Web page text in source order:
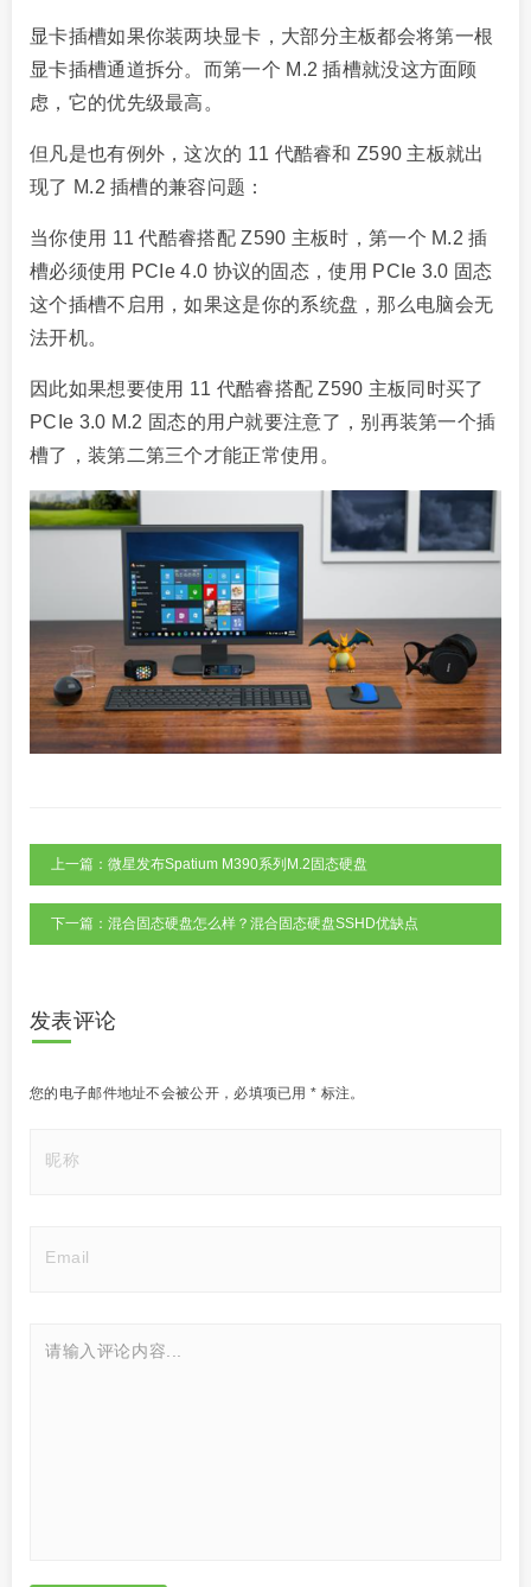
显卡插槽如果你装两块显卡，大部分主板都会将第一根
显卡插槽通道拆分。而第一个 M.2 插槽就没这方面顾
虑，它的优先级最高。
但凡是也有例外，这次的 11 代酷睿和 Z590 主板就出
现了 M.2 插槽的兼容问题：
当你使用 11 代酷睿搭配 Z590 主板时，第一个 M.2 插
槽必须使用 PCIe 4.0 协议的固态，使用 PCIe 3.0 固态
这个插槽不启用，如果这是你的系统盘，那么电脑会无
法开机。
因此如果想要使用 11 代酷睿搭配 Z590 主板同时买了
PCIe 3.0 M.2 固态的用户就要注意了，别再装第一个插
槽了，装第二第三个才能正常使用。
上一篇：微星发布Spatium M390系列M.2固态硬盘
下一篇：混合固态硬盘怎么样？混合固态硬盘SSHD优缺点
发表评论
您的电子邮件地址不会被公开， 必填项已用* 标注。